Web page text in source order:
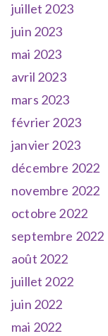
juillet 2023
juin 2023
mai 2023
avril 2023
mars 2023
février 2023
janvier 2023
décembre 2022
novembre 2022
octobre 2022
septembre 2022
août 2022
juillet 2022
juin 2022
mai 2022